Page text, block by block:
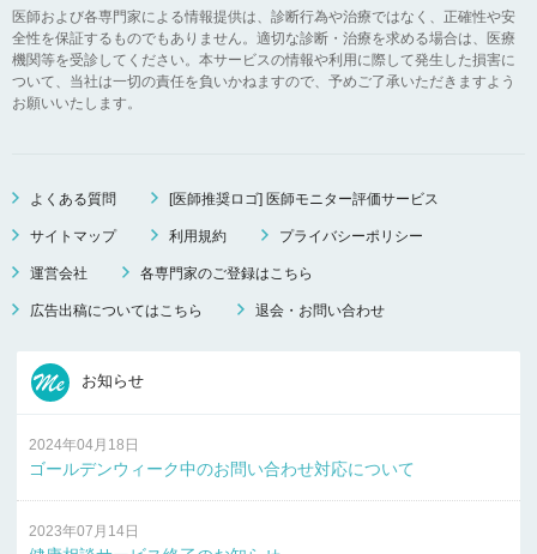
医師および各専門家による情報提供は、診断行為や治療ではなく、正確性や安
全性を保証するものでもありません。適切な診断・治療を求める場合は、医療
機関等を受診してください。本サービスの情報や利用に際して発生した損害に
ついて、当社は一切の責任を負いかねますので、予めご了承いただきますよう
お願いいたします。
よくある質問 [医師推奨ロゴ] 医師モニター評価サービス
サイトマップ 利用規約 プライバシーポリシー
運営会社 各専門家のご登録はこちら
広告出稿についてはこちら 退会・お問い合わせ
お知らせ
2024年04月18日
ゴールデンウィーク中のお問い合わせ対応について
2023年07月14日